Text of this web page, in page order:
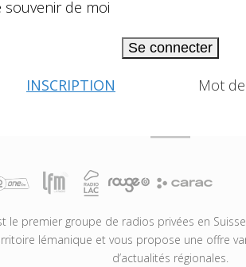
souvenir de moi
Se connecter
INSCRIPTION Mot
le premier groupe de radios privées en
lémanique et vous propose une offre
d’actualités régionales.